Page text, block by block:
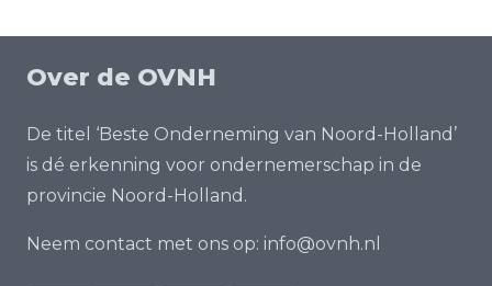
Over de OVNH
De titel ‘Beste Onderneming van Noord-Holland’
is dé erkenning voor ondernemerschap in de
provincie Noord-Holland.
Neem contact met ons op: info@ovnh.nl